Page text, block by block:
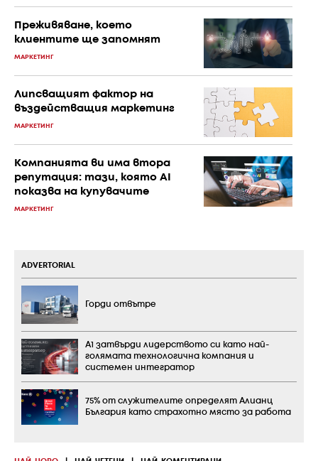
Преживяване, което
клиентите ще запомнят
МАРКЕТИНГ
Липсващият фактор на
въздействащия маркетинг
МАРКЕТИНГ
Компанията ви има втора
репутация: тази, която AI
показва на купувачите
МАРКЕТИНГ
ADVERTORIAL
Горди отвътре
А1 затвърди лидерството си като най-
голямата технологична компания и
системен интегратор
75% от служителите определят Алианц
България като страхотно място за работа